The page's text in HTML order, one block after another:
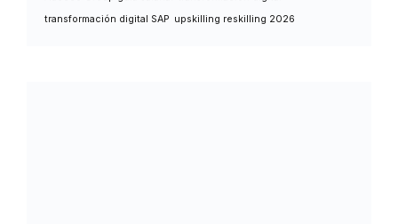
transformación digital SAP upskilling reskilling 2026